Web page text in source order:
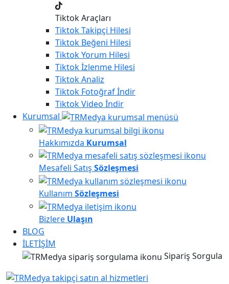
Tiktok Araçları
TiktokTakipçi Hilesi
Tiktok Beğeni Hilesi
TiktokYorum Hilesi
Tiktokİzlenme Hilesi
TiktokAnaliz
Tiktok Fotoğraf İndir
TiktokVideo İndir
Kurumsal
Hakkımızda Kurumsal
Mesafeli Satış Sözleşmesi
Kullanım Sözleşmesi
Bizlere Ulaşın
BLOG
İLETİŞİM
Sipariş Sorgula